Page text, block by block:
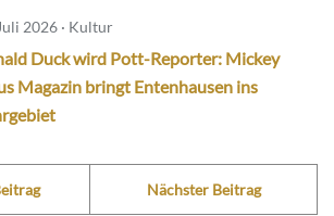
2026 · Kultur
Duck wird Pott-Reporter: Mickey
Magazin bringt Entenhausen ins
Nächster Beitrag